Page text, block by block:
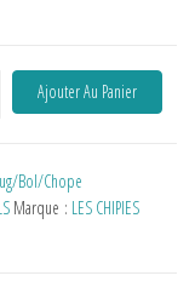
Ajouter Au Panier
Bol/Chope
Marque : LES CHIPIES